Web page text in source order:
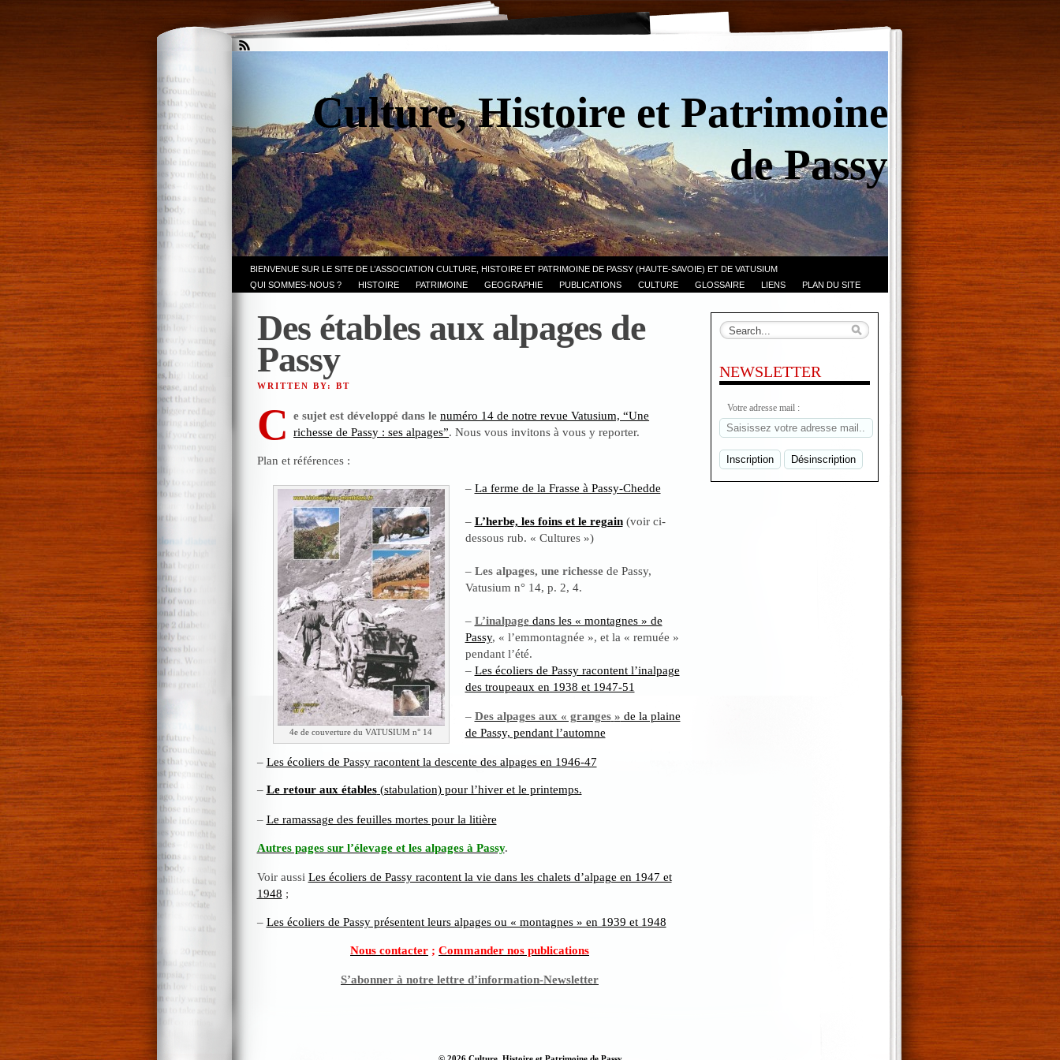
Culture, Histoire et Patrimoine
de Passy
BIENVENUE SUR LE SITE DE L’ASSOCIATION CULTURE, HISTOIRE ET PATRIMOINE DE PASSY (HAUTE-SAVOIE) ET DE VATUSIUM
QUI SOMMES-NOUS ?
HISTOIRE PATRIMOINE GEOGRAPHIE PUBLICATIONS CULTURE GLOSSAIRE LIENS PLAN DU SITE
Des étables aux alpages de
Passy
WRITTEN BY: BT
C e sujet est développé dans lenuméro 14 de notre revue Vatusium, “Une
richesse de Passy : ses alpages”. Nous vous invitons à vous y reporter.
Plan et références :
4e de couverture du VATUSIUM n° 14
– La ferme de la Frasse à Passy-Chedde
– L’herbe, les foins et le regain(voir ci-
dessous rub. « Cultures »)
– Les alpages, une richessede Passy,
Vatusium n° 14, p. 2, 4.
– L’inalpagedans les « montagnes » de
Passy, « l’emmontagnée », et la « remuée »
pendant l’été.
– Les écoliers de Passy racontent l’inalpage
des troupeaux en 1938 et 1947-51
– Des alpages aux « granges » de la plaine
de Passy, pendant l’automne
– Les écoliers de Passy racontent la descente des alpages en 1946-47
– Le retour aux étables(stabulation) pour l’hiver et le printemps.
– Le ramassage des feuilles mortes pour la litière
Autres pages sur l’élevage et les alpages à Passy.
Voir aussi Les écoliers de Passy racontent la vie dans les chalets d’alpage en 1947 et
1948 ;
– Les écoliers de Passy présentent leurs alpages ou « montagnes » en 1939 et 1948
Nous contacter ; Commander nos publications
S’abonner à notre lettre d’information-Newsletter
NEWSLETTER
Votre adresse mail :